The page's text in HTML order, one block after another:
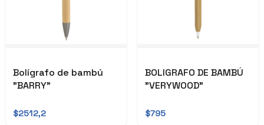
Bolígrafo de bambú
"BARRY"
$2512,2
BOLIGRAFO DE BAMBÚ
"VERYWOOD"
$795